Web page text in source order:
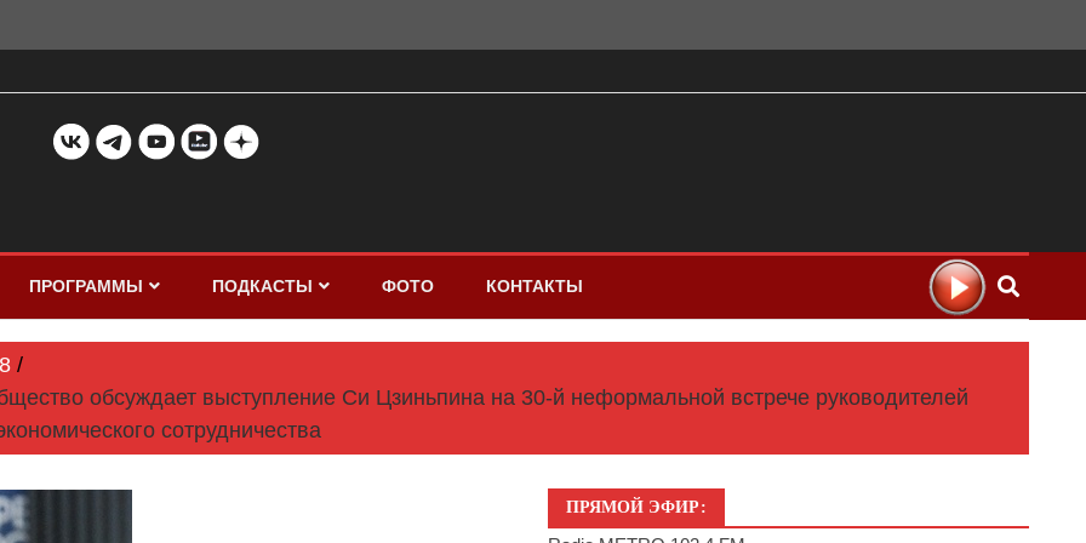
ПРОГРАММЫ ПОДКАСТЫ ФОТО КОНТАКТЫ
обсуждает выступление Си Цзиньпина на 30-й неформальной встрече руководителей
сотрудничества
ПРЯМОЙ ЭФИР: